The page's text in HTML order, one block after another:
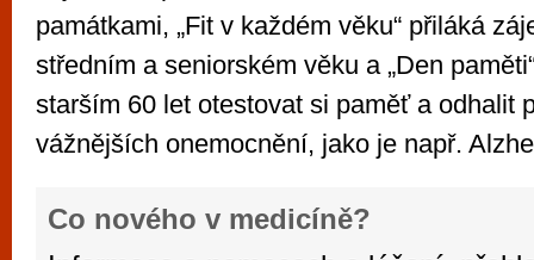
památkami, „Fit v každém věku“ přiláká
středním a seniorském věku a „Den
starším 60 let otestovat si paměť a odhalit
vážnějších onemocnění, jako je např.